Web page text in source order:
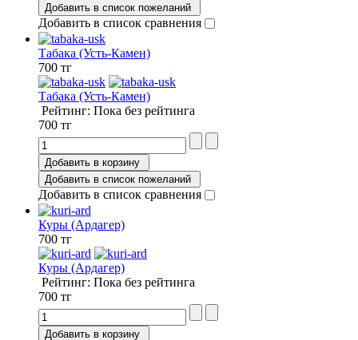
Добавить в список пожеланий
Добавить в список сравнения
Табака (Усть-Камен)
700 тг
Табака (Усть-Камен)
Рейтинг: Пока без рейтинга
700 тг
Добавить в корзину
Добавить в список пожеланий
Добавить в список сравнения
Куры (Ардагер)
700 тг
Куры (Ардагер)
Рейтинг: Пока без рейтинга
700 тг
Добавить в корзину